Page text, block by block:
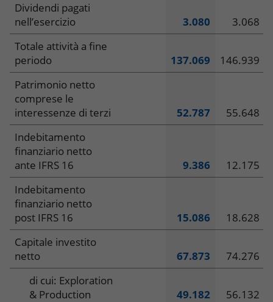
Dividendi pagati
nell’esercizio
3.080
3.068
Totale attività a fine
periodo
137.069 146.939
Patrimonio netto
comprese le
interessenze di terzi
52.787
55.648
Indebitamento
finanziario netto
ante IFRS 16
9.386
12.175
Indebitamento
finanziario netto
post IFRS 16
15.086
18.628
Capitale investito
netto
67.873
74.276
di cui: Exploration
& Production
49.182
56.132